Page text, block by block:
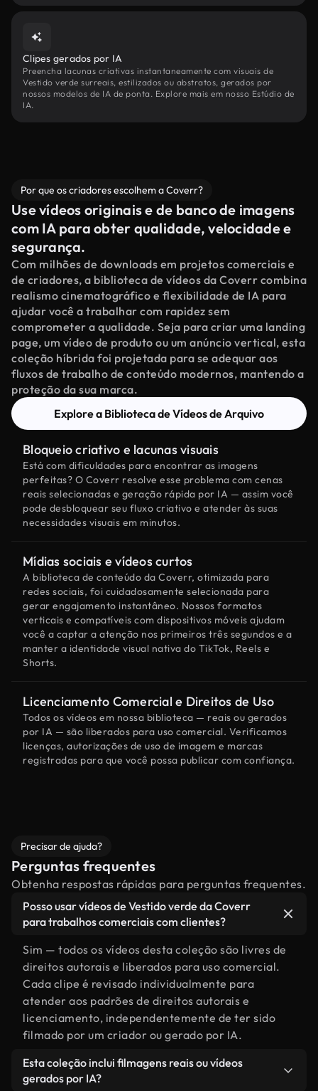
Clipes gerados por IA
Preencha lacunas criativas instantaneamente com visuais de
Vestido verde surreais, estilizados ou abstratos, gerados por
nossos modelos de IA de ponta. Explore mais em nosso Estúdio de
IA.
Por que os criadores escolhem a Coverr?
Use vídeos originais e de banco de imagens
com IA para obter qualidade, velocidade e
segurança.
Com milhões de downloads em projetos comerciais e
de criadores, a biblioteca de vídeos da Coverr combina
realismo cinematográfico e flexibilidade de IA para
ajudar você a trabalhar com rapidez sem
comprometer a qualidade. Seja para criar uma landing
page, um vídeo de produto ou um anúncio vertical, esta
coleção híbrida foi projetada para se adequar aos
fluxos de trabalho de conteúdo modernos, mantendo a
proteção da sua marca.
Explore a Biblioteca de Vídeos de Arquivo
Bloqueio criativo e lacunas visuais
Está com dificuldades para encontrar as imagens
perfeitas? O Coverr resolve esse problema com cenas
reais selecionadas e geração rápida por IA — assim você
pode desbloquear seu fluxo criativo e atender às suas
necessidades visuais em minutos.
Mídias sociais e vídeos curtos
A biblioteca de conteúdo da Coverr, otimizada para
redes sociais, foi cuidadosamente selecionada para
gerar engajamento instantâneo. Nossos formatos
verticais e compatíveis com dispositivos móveis ajudam
você a captar a atenção nos primeiros três segundos e a
manter a identidade visual nativa do TikTok, Reels e
Shorts.
Licenciamento Comercial e Direitos de Uso
Todos os vídeos em nossa biblioteca — reais ou gerados
por IA — são liberados para uso comercial. Verificamos
licenças, autorizações de uso de imagem e marcas
registradas para que você possa publicar com confiança.
Precisar de ajuda?
Perguntas frequentes
Obtenha respostas rápidas para perguntas frequentes.
Posso usar vídeos de Vestido verde da Coverr
para trabalhos comerciais com clientes?
Sim — todos os vídeos desta coleção são livres de
direitos autorais e liberados para uso comercial.
Cada clipe é revisado individualmente para
atender aos padrões de direitos autorais e
licenciamento, independentemente de ter sido
filmado por um criador ou gerado por IA.
Esta coleção inclui filmagens reais ou vídeos
gerados por IA?